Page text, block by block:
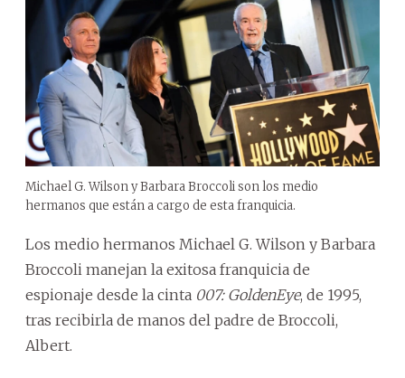
Michael G. Wilson y Barbara Broccoli son los medio
hermanos que están a cargo de esta franquicia.
Los medio hermanos Michael G. Wilson y Barbara
Broccoli manejan la exitosa franquicia de
espionaje desde la cinta 007: GoldenEye, de 1995,
tras recibirla de manos del padre de Broccoli,
Albert.